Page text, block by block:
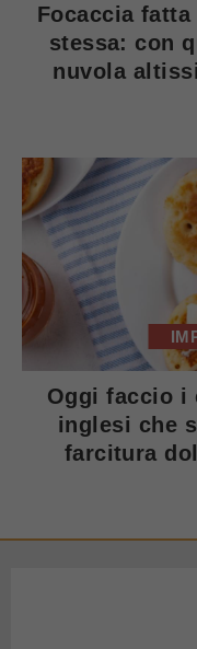
Focaccia
stessa: con
nuvola
Oggi faccio i
inglesi che
farcitura